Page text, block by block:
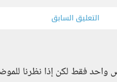
التعليق السابق
فقط لكن إذا نظرنا